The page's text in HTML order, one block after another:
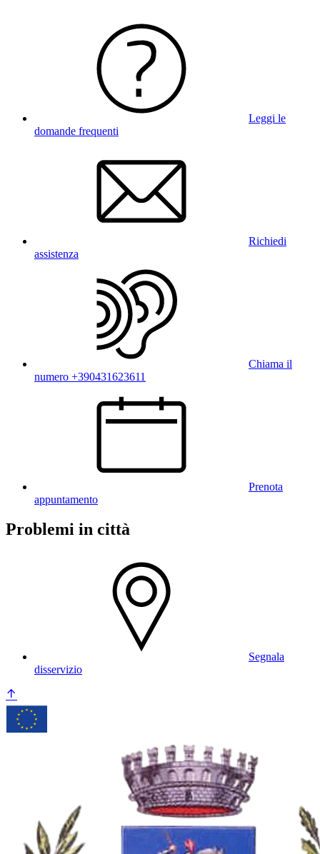
Leggi le
domande frequenti
Richiedi
assistenza
Chiama il
numero +390431623611
Prenota
appuntamento
Problemi in città
Segnala
disservizio